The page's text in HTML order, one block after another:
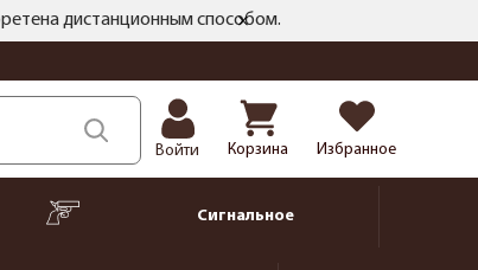
дистанционным способом.
Войти Корзина Избранное
Сигнальное